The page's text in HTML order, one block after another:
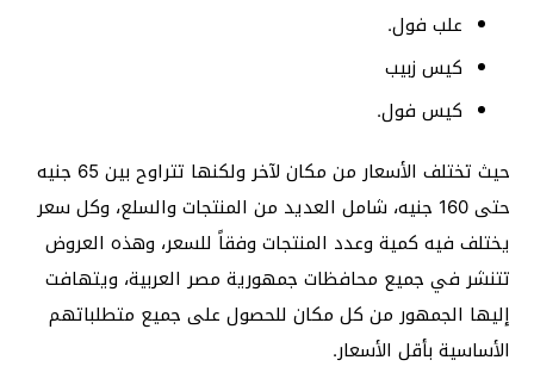
علب فول.
كيس زبيب
كيس فول.
حيث تختلف الأسعار من مكان لآخر ولكنها تتراوح بين 65 جنيه
حتى 160 جنيه، شامل العديد من المنتجات والسلع، وكل سعر
يختلف فيه كمية وعدد المنتجات وفقاً للسعر، وهذه العروض
تتنشر في جميع محافظات جمهورية مصر العربية، ويتهافت
إليها الجمهور من كل مكان للحصول على جميع متطلباتهم
الأساسية بأقل الأسعار.